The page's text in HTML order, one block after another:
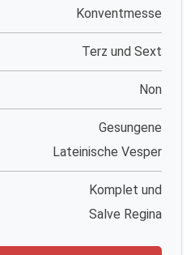
Konventmesse
Terz und Sext
Non
Gesungene
Lateinische Vesper
Komplet und
Salve Regina